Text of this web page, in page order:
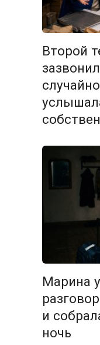
Второй
Марина
и
ночь